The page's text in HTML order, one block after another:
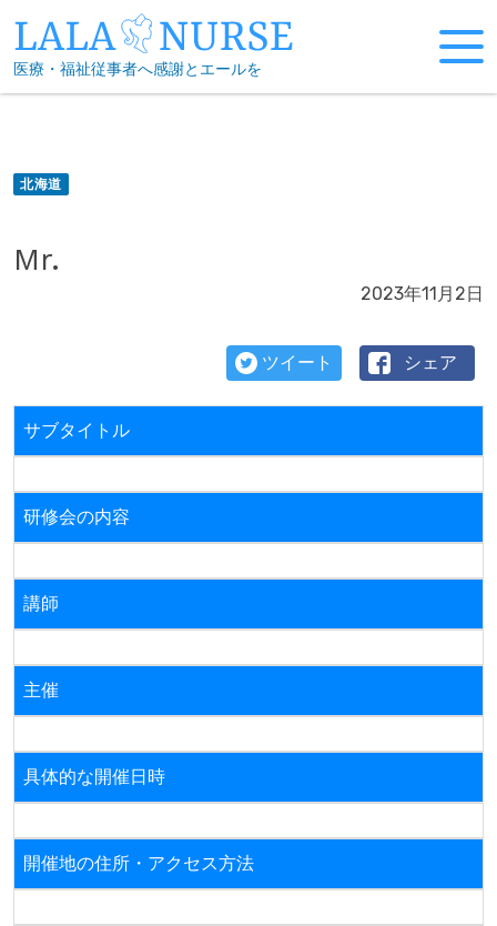
to
content
医療・福祉従事者へ感謝とエールを
北海道
Mr.
2023年11月2日
ツイート シェア
サブタイトル
研修会の内容
講師
主催
具体的な開催日時
開催地の住所・アクセス方法